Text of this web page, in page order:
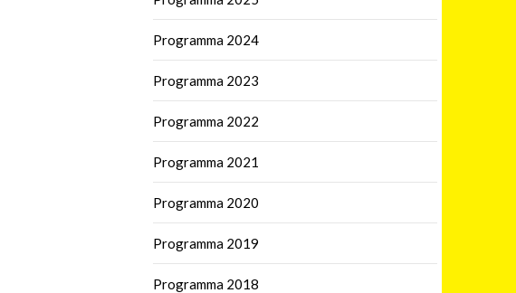
Programma 2024
Programma 2023
Programma 2022
Programma 2021
Programma 2020
Programma 2019
Programma 2018